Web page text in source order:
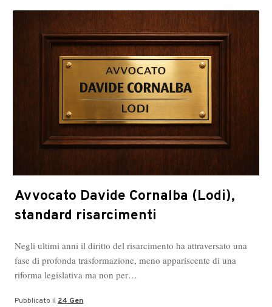
Avvocato Davide Cornalba (Lodi),
standard risarcimenti
Negli ultimi anni il diritto del risarcimento ha attraversato una
fase di profonda trasformazione, meno appariscente di una
riforma legislativa ma non per…
Pubblicato il 24 Gen